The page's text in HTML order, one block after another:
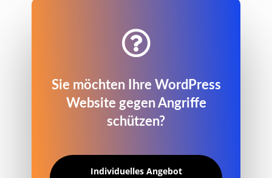

Sie möchten Ihre WordPress
Website gegen Angriffe
schützen?
Individuelles Angebot